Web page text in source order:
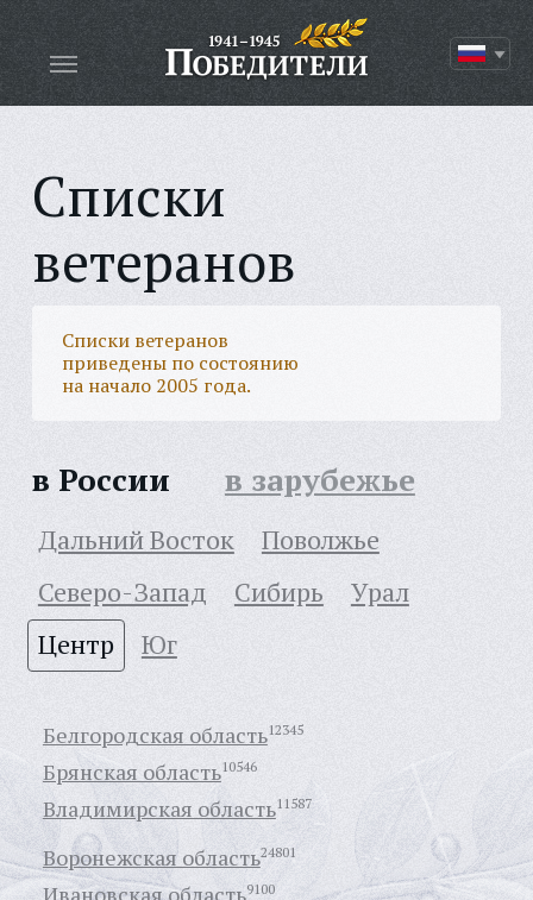
Списки
ветеранов
Списки ветеранов
приведены по состоянию
на начало 2005 года.
в России в зарубежье
Дальний Восток
Поволжье
Северо-Запад
Сибирь
Урал
Центр
Юг
Белгородская область12345
Брянская область10546
Владимирская область11587
Воронежская область24801
Ивановская область9100